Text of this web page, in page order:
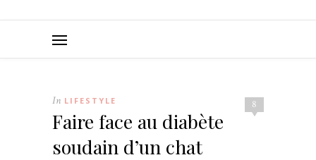
8
In LIFESTYLE
Faire face au diabète
soudain d’un chat